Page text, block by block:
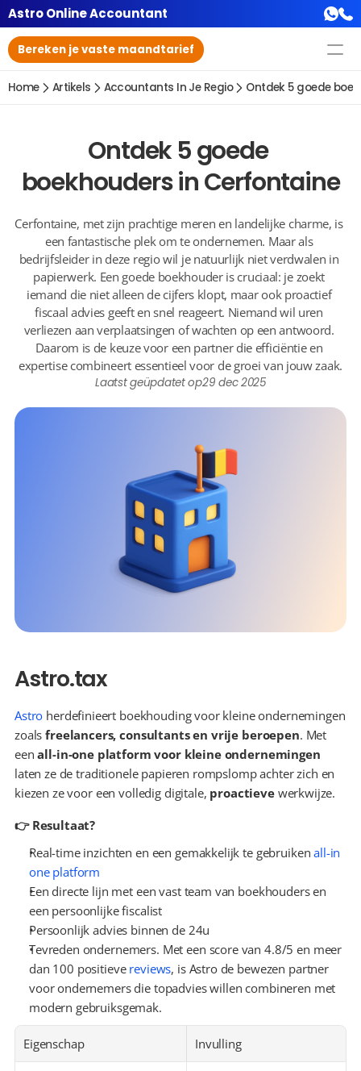
Astro Online Accountant
Bereken je vaste maandtarief
Home Artikels Accountants In Je Regio Ontdek 5 goede
Ontdek 5 goede
boekhouders in Cerfontaine
Cerfontaine, met zijn prachtige meren en landelijke charme, is
een fantastische plek om te ondernemen. Maar als
bedrijfsleider in deze regio wil je natuurlijk niet verdwalen in
papierwerk. Een goede boekhouder is cruciaal: je zoekt
iemand die niet alleen de cijfers klopt, maar ook proactief
fiscaal advies geeft en snel reageert. Niemand wil uren
verliezen aan verplaatsingen of wachten op een antwoord.
Daarom is de keuze voor een partner die efficiëntie en
expertise combineert essentieel voor de groei van jouw zaak.
Laatst geüpdatet op29 dec 2025
Astro.tax
Astro herdefinieert boekhouding voor kleine ondernemingen
zoals freelancers, consultants en vrije beroepen. Met
een all-in-one platform voor kleine ondernemingen
laten ze de traditionele papieren rompslomp achter zich en
kiezen ze voor een volledig digitale, proactieve werkwijze.
👉 Resultaat?
Real-time inzichten en een gemakkelijk te gebruiken all-in
one platform
Een directe lijn met een vast team van boekhouders en
een persoonlijke fiscalist
Persoonlijk advies binnen de 24u
Tevreden ondernemers. Met een score van 4.8/5 en meer
dan 100 positieve reviews, is Astro de bewezen partner
voor ondernemers die topadvies willen combineren met
modern gebruiksgemak.
Eigenschap Invulling